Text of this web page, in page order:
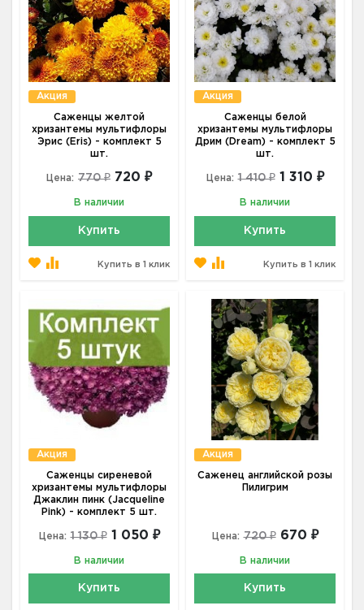
Акция
Саженцы желтой
хризантемы мультифлоры
Эрис (Eris) - комплект 5
шт.
Цена: 770 ₽ 720 ₽
В наличии
Купить
Купить в 1 клик
Акция
Саженцы белой
хризантемы мультифлоры
Дрим (Dream) - комплект 5
шт.
Цена: 1 410 ₽ 1 310 ₽
В наличии
Купить
Купить в 1 клик
Акция
Саженцы сиреневой
хризантемы мультифлоры
Джаклин пинк (Jacqueline
Pink) - комплект 5 шт.
Цена: 1 130 ₽ 1 050 ₽
В наличии
Купить
Акция
Саженец английской розы
Пилигрим
Цена: 720 ₽ 670 ₽
В наличии
Купить